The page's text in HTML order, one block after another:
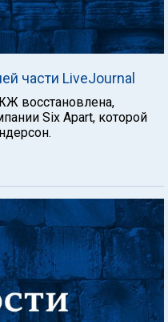
части LiveJournal
восстановлена,
Six Apart, которой